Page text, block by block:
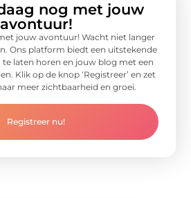
nog met jouw
avontuur!
jouw avontuur! Wacht niet langer
Ons platform biedt een uitstekende
laten horen en jouw blog met een
Klik op de knop ‘Registreer’ en zet
meer zichtbaarheid en groei.
Registreer nu!